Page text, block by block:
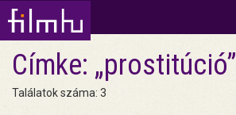
Címke: „prostitúció”
Találatok száma: 3